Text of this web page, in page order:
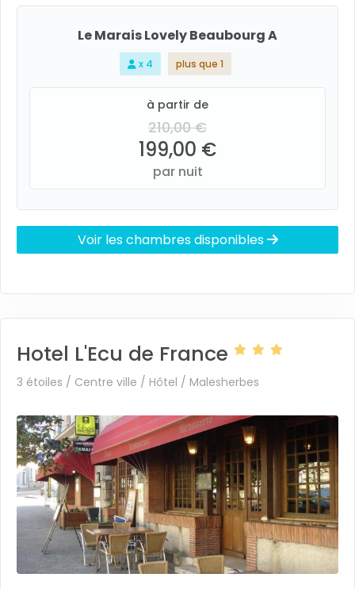
Le Marais Lovely Beaubourg A
x 4 plus que 1
à partir de
210,00 €
199,00 €
par nuit
Voir les chambres disponibles
Hotel L'Ecu de France
3 étoiles / Centre ville / Hôtel / Malesherbes